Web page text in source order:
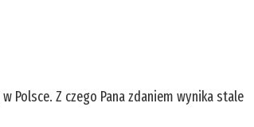
Polsce. Z czego Pana zdaniem wynika stale